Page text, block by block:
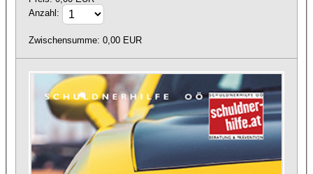
Anzahl:
Zwischensumme: 0,00 EUR